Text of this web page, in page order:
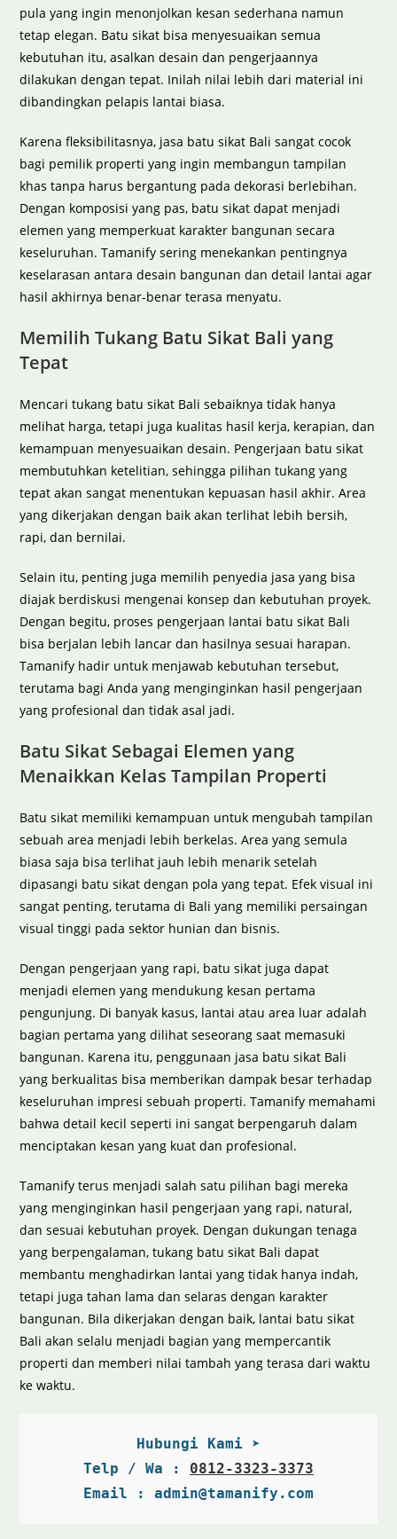
pula yang ingin menonjolkan kesan sederhana namun
tetap elegan. Batu sikat bisa menyesuaikan semua
kebutuhan itu, asalkan desain dan pengerjaannya
dilakukan dengan tepat. Inilah nilai lebih dari material ini
dibandingkan pelapis lantai biasa.
Karena fleksibilitasnya, jasa batu sikat Bali sangat cocok
bagi pemilik properti yang ingin membangun tampilan
khas tanpa harus bergantung pada dekorasi berlebihan.
Dengan komposisi yang pas, batu sikat dapat menjadi
elemen yang memperkuat karakter bangunan secara
keseluruhan. Tamanify sering menekankan pentingnya
keselarasan antara desain bangunan dan detail lantai agar
hasil akhirnya benar-benar terasa menyatu.
Memilih Tukang Batu Sikat Bali yang
Tepat
Mencari tukang batu sikat Bali sebaiknya tidak hanya
melihat harga, tetapi juga kualitas hasil kerja, kerapian, dan
kemampuan menyesuaikan desain. Pengerjaan batu sikat
membutuhkan ketelitian, sehingga pilihan tukang yang
tepat akan sangat menentukan kepuasan hasil akhir. Area
yang dikerjakan dengan baik akan terlihat lebih bersih,
rapi, dan bernilai.
Selain itu, penting juga memilih penyedia jasa yang bisa
diajak berdiskusi mengenai konsep dan kebutuhan proyek.
Dengan begitu, proses pengerjaan lantai batu sikat Bali
bisa berjalan lebih lancar dan hasilnya sesuai harapan.
Tamanify hadir untuk menjawab kebutuhan tersebut,
terutama bagi Anda yang menginginkan hasil pengerjaan
yang profesional dan tidak asal jadi.
Batu Sikat Sebagai Elemen yang
Menaikkan Kelas Tampilan Properti
Batu sikat memiliki kemampuan untuk mengubah tampilan
sebuah area menjadi lebih berkelas. Area yang semula
biasa saja bisa terlihat jauh lebih menarik setelah
dipasangi batu sikat dengan pola yang tepat. Efek visual ini
sangat penting, terutama di Bali yang memiliki persaingan
visual tinggi pada sektor hunian dan bisnis.
Dengan pengerjaan yang rapi, batu sikat juga dapat
menjadi elemen yang mendukung kesan pertama
pengunjung. Di banyak kasus, lantai atau area luar adalah
bagian pertama yang dilihat seseorang saat memasuki
bangunan. Karena itu, penggunaan jasa batu sikat Bali
yang berkualitas bisa memberikan dampak besar terhadap
keseluruhan impresi sebuah properti. Tamanify memahami
bahwa detail kecil seperti ini sangat berpengaruh dalam
menciptakan kesan yang kuat dan profesional.
Tamanify terus menjadi salah satu pilihan bagi mereka
yang menginginkan hasil pengerjaan yang rapi, natural,
dan sesuai kebutuhan proyek. Dengan dukungan tenaga
yang berpengalaman, tukang batu sikat Bali dapat
membantu menghadirkan lantai yang tidak hanya indah,
tetapi juga tahan lama dan selaras dengan karakter
bangunan. Bila dikerjakan dengan baik, lantai batu sikat
Bali akan selalu menjadi bagian yang mempercantik
properti dan memberi nilai tambah yang terasa dari waktu
ke waktu.
Hubungi Kami ➤
Telp / Wa : 0812-3323-3373
Email : admin@tamanify.com